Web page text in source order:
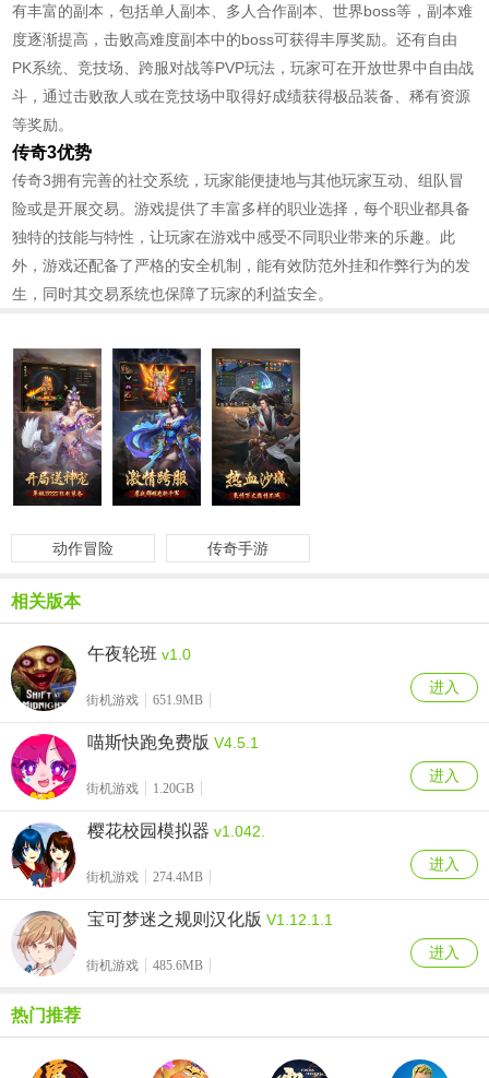
有丰富的副本，包括单人副本、多人合作副本、世界boss等，副本难
度逐渐提高，击败高难度副本中的boss可获得丰厚奖励。还有自由
PK系统、竞技场、跨服对战等PVP玩法，玩家可在开放世界中自由战
斗，通过击败敌人或在竞技场中取得好成绩获得极品装备、稀有资源
等奖励。
传奇3优势
传奇3拥有完善的社交系统，玩家能便捷地与其他玩家互动、组队冒
险或是开展交易。游戏提供了丰富多样的职业选择，每个职业都具备
独特的技能与特性，让玩家在游戏中感受不同职业带来的乐趣。此
外，游戏还配备了严格的安全机制，能有效防范外挂和作弊行为的发
生，同时其交易系统也保障了玩家的利益安全。
动作冒险 传奇手游
相关版本
午夜轮班 v1.0
街机游戏 651.9MB
进入
喵斯快跑免费版 V4.5.1
街机游戏 1.20GB
进入
樱花校园模拟器 v1.042.
街机游戏 274.4MB
进入
宝可梦迷之规则汉化版 V1.12.1.1
街机游戏 485.6MB
进入
热门推荐